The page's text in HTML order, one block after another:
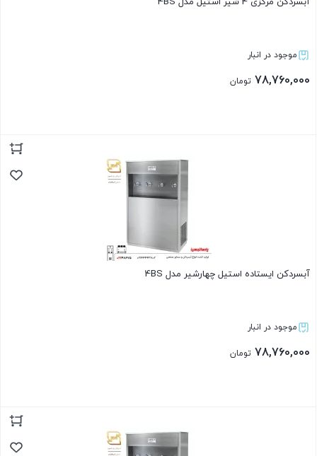
موجود در انبار
78,760,000 تومان
آبسردکن ایستاده استیل چهارشیر مدل 4BS
موجود در انبار
78,760,000 تومان